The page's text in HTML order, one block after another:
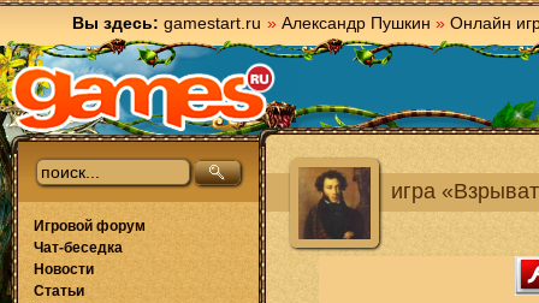
Вы здесь: gamestart.ru » Александр Пушкин » Онлайн
игра
Игровой форум
Чат-беседка
Новости
Статьи